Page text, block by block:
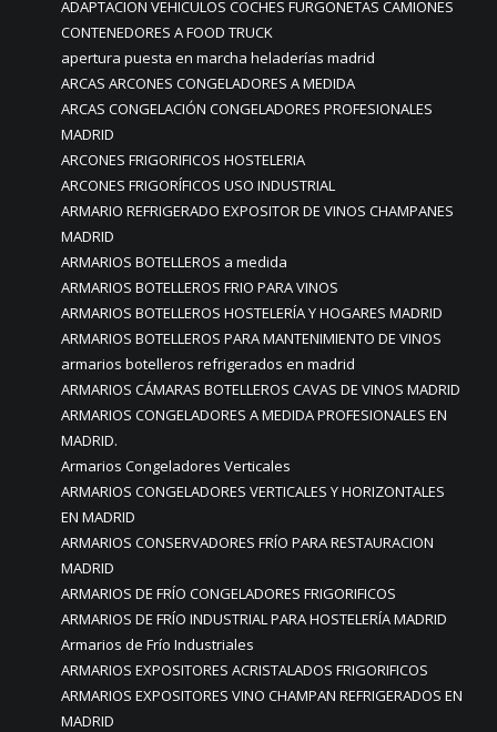
ADAPTACION VEHICULOS COCHES FURGONETAS CAMIONES
CONTENEDORES A FOOD TRUCK
apertura puesta en marcha heladerías madrid
ARCAS ARCONES CONGELADORES A MEDIDA
ARCAS CONGELACIÓN CONGELADORES PROFESIONALES
MADRID
ARCONES FRIGORIFICOS HOSTELERIA
ARCONES FRIGORÍFICOS USO INDUSTRIAL
ARMARIO REFRIGERADO EXPOSITOR DE VINOS CHAMPANES
MADRID
ARMARIOS BOTELLEROS a medida
ARMARIOS BOTELLEROS FRIO PARA VINOS
ARMARIOS BOTELLEROS HOSTELERÍA Y HOGARES MADRID
ARMARIOS BOTELLEROS PARA MANTENIMIENTO DE VINOS
armarios botelleros refrigerados en madrid
ARMARIOS CÁMARAS BOTELLEROS CAVAS DE VINOS MADRID
ARMARIOS CONGELADORES A MEDIDA PROFESIONALES EN
MADRID.
Armarios Congeladores Verticales
ARMARIOS CONGELADORES VERTICALES Y HORIZONTALES
EN MADRID
ARMARIOS CONSERVADORES FRÍO PARA RESTAURACION
MADRID
ARMARIOS DE FRÍO CONGELADORES FRIGORIFICOS
ARMARIOS DE FRÍO INDUSTRIAL PARA HOSTELERÍA MADRID
Armarios de Frío Industriales
ARMARIOS EXPOSITORES ACRISTALADOS FRIGORIFICOS
ARMARIOS EXPOSITORES VINO CHAMPAN REFRIGERADOS EN
MADRID